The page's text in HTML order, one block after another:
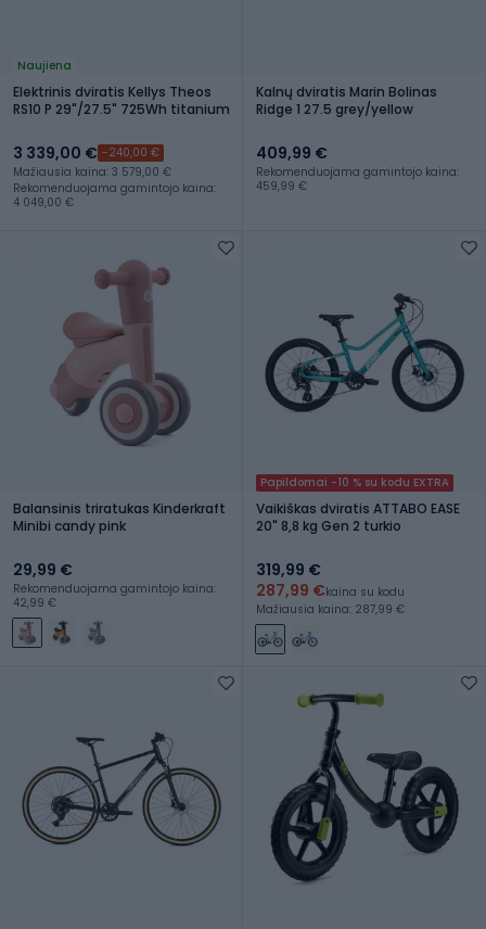
Naujiena
Elektrinis dviratis Kellys Theos
RS10 P 29"/27.5" 725Wh titanium
3 339,00 € -240,00 €
Mažiausia kaina: 3 579,00 €
Rekomenduojama gamintojo kaina:
4 049,00 €
Kalnų dviratis Marin Bolinas
Ridge 1 27.5 grey/yellow
409,99 €
Rekomenduojama gamintojo kaina:
459,99 €
Balansinis triratukas Kinderkraft
Minibi candy pink
29,99 €
Rekomenduojama gamintojo kaina:
42,99 €
Papildomai -10 % su kodu EXTRA
Vaikiškas dviratis ATTABO EASE
20" 8,8 kg Gen 2 turkio
319,99 €
287,99 €kaina su kodu
Mažiausia kaina: 287,99 €